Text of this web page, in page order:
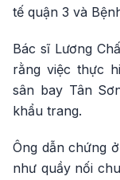
tế quận 3 và
Bác sĩ Lương
rằng việc thực
sân bay Tân
khẩu trang.
Ông dẫn chứng
như quầy nối